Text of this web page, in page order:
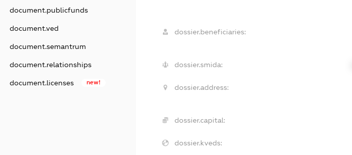
document.publicfunds
document.ved
document.semantrum
document.relationships
document.licenses new!
dossier.beneficiaries:
dossier.smida:
dossier.address:
dossier.capital:
dossier.kveds: